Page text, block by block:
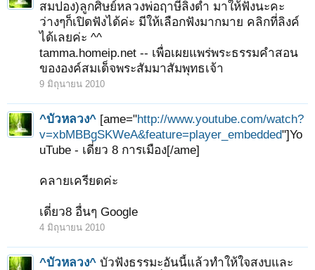
สมปอง)ลูกศิษย์หลวงพ่อฤาษีลิงดำ มาให้ฟังนะคะ
ว่างๆก็เปิดฟังได้ค่ะ มีให้เลือกฟังมากมาย คลิกที่ลิงค์
ได้เลยค่ะ ^^
tamma.homeip.net -- เพื่อเผยแพร่พระธรรมคำสอน
ขององค์สมเด็จพระสัมมาสัมพุทธเจ้า
9 มิถุนายน 2010
^บัวหลวง^ [ame="http://www.youtube.com/watch?
v=xbMBBgSKWeA&feature=player_embedded"]Yo
uTube - เดี่ยว 8 การเมือง[/ame]
คลายเครียดค่ะ
เดี่ยว8 อื่นๆ Google
4 มิถุนายน 2010
^บัวหลวง^ บัวฟังธรรมะอันนี้แล้วทำให้ใจสงบและ
3 4 5 6 → 50 ถัดไป >